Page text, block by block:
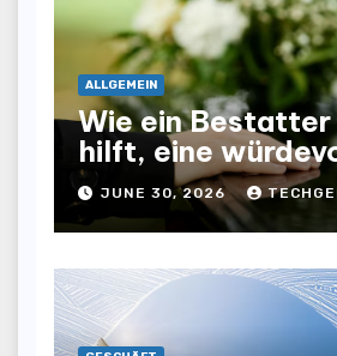
ALLGEMEIN
Wie ein Bestatter
hilft, eine
Abschiednahme
Liebsten zu
JUNE 30, 2026